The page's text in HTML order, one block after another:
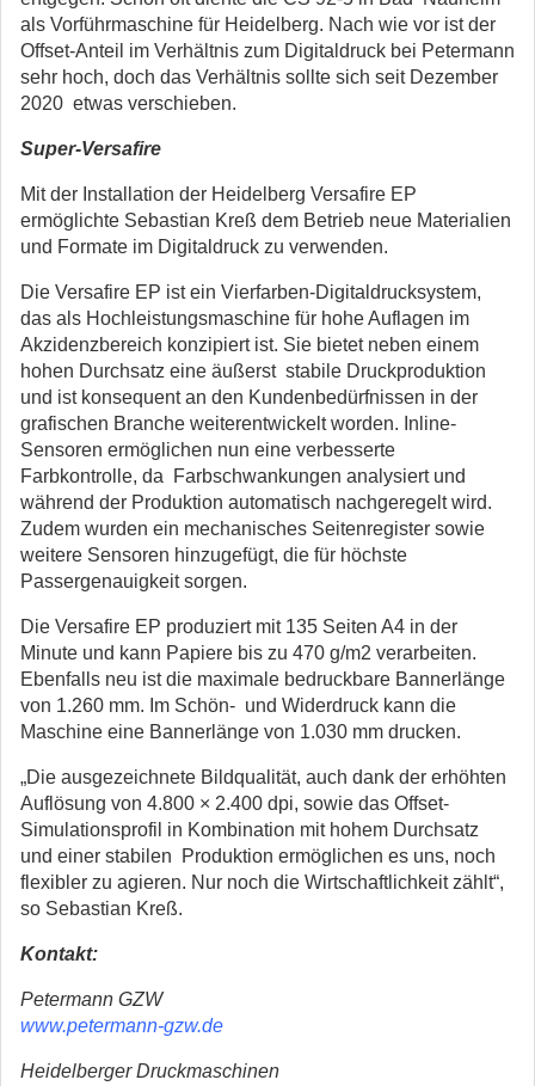
als Vorführmaschine für Heidelberg. Nach wie vor ist der
Offset-Anteil im Verhältnis zum Digitaldruck bei Petermann
sehr hoch, doch das Verhältnis sollte sich seit Dezember
2020 etwas verschieben.
Super-Versafire
Mit der Installation der Heidelberg Versafire EP
ermöglichte Sebastian Kreß dem Betrieb neue Materialien
und Formate im Digitaldruck zu verwenden.
Die Versafire EP ist ein Vierfarben-Digitaldrucksystem,
das als Hochleistungsmaschine für hohe Auflagen im
Akzidenzbereich konzipiert ist. Sie bietet neben einem
hohen Durchsatz eine äußerst stabile Druckproduktion
und ist konsequent an den Kundenbedürfnissen in der
grafischen Branche weiterentwickelt worden. Inline-
Sensoren ermöglichen nun eine verbesserte
Farbkontrolle, da Farbschwankungen analysiert und
während der Produktion automatisch nachgeregelt wird.
Zudem wurden ein mechanisches Seitenregister sowie
weitere Sensoren hinzugefügt, die für höchste
Passergenauigkeit sorgen.
Die Versafire EP produziert mit 135 Seiten A4 in der
Minute und kann Papiere bis zu 470 g/m2 verarbeiten.
Ebenfalls neu ist die maximale bedruckbare Bannerlänge
von 1.260 mm. Im Schön- und Widerdruck kann die
Maschine eine Bannerlänge von 1.030 mm drucken.
„Die ausgezeichnete Bildqualität, auch dank der erhöhten
Auflösung von 4.800 × 2.400 dpi, sowie das Offset-
Simulationsprofil in Kombination mit hohem Durchsatz
und einer stabilen Produktion ermöglichen es uns, noch
flexibler zu agieren. Nur noch die Wirtschaftlichkeit zählt“,
so Sebastian Kreß.
Kontakt:
Petermann GZW
www.petermann-gzw.de
Heidelberger Druckmaschinen